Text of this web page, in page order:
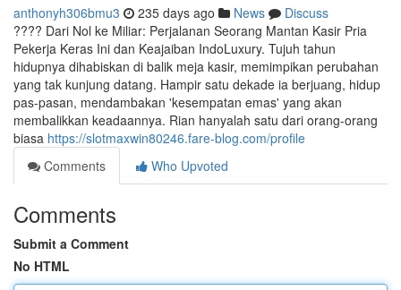
anthonyh306bmu3 235 days ago News
Discuss
???? Dari Nol ke Miliar: Perjalanan Seorang Mantan Kasir Pria
Pekerja Keras Ini dan Keajaiban IndoLuxury. Tujuh tahun
hidupnya dihabiskan di balik meja kasir, memimpikan perubahan
yang tak kunjung datang. Hampir satu dekade ia berjuang, hidup
pas-pasan, mendambakan 'kesempatan emas' yang akan
membalikkan keadaannya. Rian hanyalah satu dari orang-orang
biasa https://slotmaxwin80246.fare-blog.com/profile
Comments
Who Upvoted
Comments
Submit a Comment
No HTML